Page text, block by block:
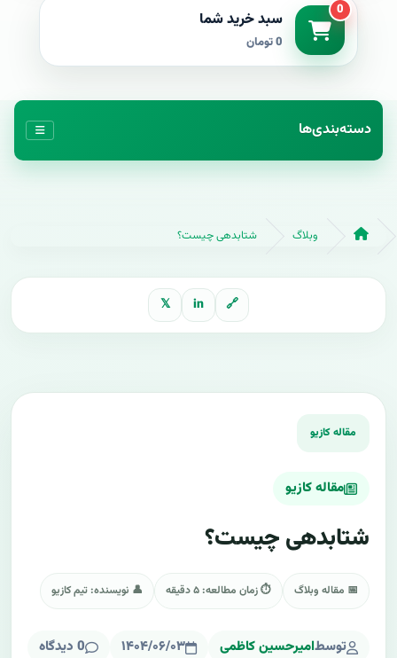
0 سبد خرید شما
0 تومان
دسته‌بندی‌ها
وبلاگ شتابدهی چیست؟
مقاله کازیو
شتابدهی چیست؟
📅 مقاله وبلاگ ⏱ زمان مطالعه: ۵ دقیقه 👤 نویسنده: تیم کازیو
توسطامیرحسین کاظمی ۱۴۰۴/۰۶/۰۳ 0 دیدگاه
🔗
in
𝕏